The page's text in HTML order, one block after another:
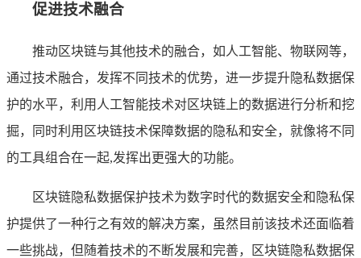
促进技术融合
推动区块链与其他技术的融合，如人工智能、物联网等，
通过技术融合，发挥不同技术的优势，进一步提升隐私数据保
护的水平，利用人工智能技术对区块链上的数据进行分析和挖
掘，同时利用区块链技术保障数据的隐私和安全，就像将不同
的工具组合在一起,发挥出更强大的功能。
区块链隐私数据保护技术为数字时代的数据安全和隐私保
护提供了一种行之有效的解决方案，虽然目前该技术还面临着
一些挑战，但随着技术的不断发展和完善，区块链隐私数据保